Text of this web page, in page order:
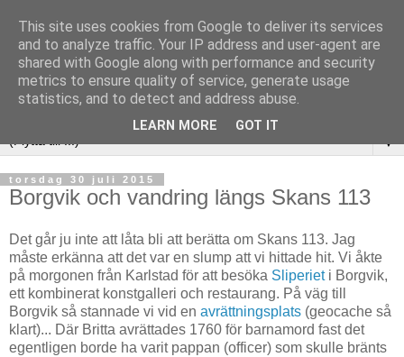
▼
torsdag 30 juli 2015
Borgvik och vandring längs Skans 113
Det går ju inte att låta bli att berätta om Skans 113. Jag
måste erkänna att det var en slump att vi hittade hit. Vi åkte
på morgonen från Karlstad för att besöka Sliperiet i Borgvik,
ett kombinerat konstgalleri och restaurang. På väg till
Borgvik så stannade vi vid en avrättningsplats (geocache så
klart)... Där Britta avrättades 1760 för barnamord fast det
egentligen borde ha varit pappan (officer) som skulle bränts
This site uses cookies from Google to deliver its services
and to analyze traffic. Your IP address and user-agent are
shared with Google along with performance and security
metrics to ensure quality of service, generate usage
statistics, and to detect and address abuse.
LEARN MORE GOT IT